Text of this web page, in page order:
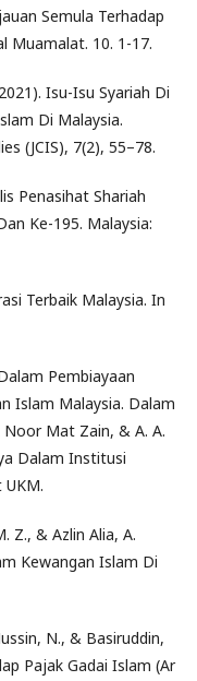
Semula Terhadap
Muamalat. 10. 1-17.
Isu-Isu Syariah Di
Di Malaysia.
(JCIS), 7(2), 55–78.
Penasihat Shariah
Ke-195. Malaysia:
Terbaik Malaysia. In
Pembiayaan
Islam Malaysia. Dalam
Mat Zain, & A. A.
Dalam Institusi
Z., & Azlin Alia, A.
Kewangan Islam Di
N., & Basiruddin,
Pajak Gadai Islam (Ar